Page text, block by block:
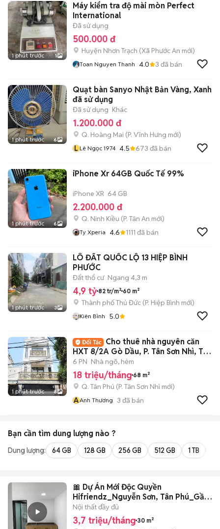
1 phút trước 1
Máy kiểm tra độ mài mòn Perfect
International
Đã sử dụng
500.000 đ
Huyện Nhơn Trạch (Xã Phước An mới)
Toan Nguyen Thanh 4.0 3 đã bán
1 phút trước 6
Quạt bàn Sanyo Nhật Bản Vàng, Xanh
đã sử dụng
Đã sử dụng Khác
1.200.000 đ
Q. Hoàng Mai (P. Vĩnh Hưng mới)
L Lê Ngọc 1974 4.5 673 đã bán
1 phút trước 6
iPhone Xr 64GB Quốc Tế 99%
iPhone XR 64 GB
2.200.000 đ
Q. Ninh Kiều (P. Tân An mới)
Ty Xperia 4.6 1111 đã bán
1 phút trước 3
LÔ ĐẤT QUỐC LỘ 13 HIỆP BÌNH
PHƯỚC
Đất thổ cư Ngang 4,3 m
4,9 tỷ 82 tr/m² 60 m²
Thành phố Thủ Đức (P. Hiệp Bình mới)
Kiên Bình 5.0
1 phút trước 8
Cho thuê nhà nguyên căn
HXT 8/2A Gò Dầu, P. Tân Sơn Nhì, Tân
Phú
6 PN Nhà ngõ, hẻm
18 triệu/tháng 68 m²
Q. Tân Phú (P. Tân Sơn Nhì mới)
AAnh Thương 3 đã bán
Bạn cần tìm dung lượng nào ?
Dung lượng: 64 GB 128 GB 256 GB 512 GB 1 TB
🎀 Dự Án Mới Độc Quyền
Hifriendz_Nguyễn Sơn, Tân Phú_Gần
Đh Văn Hiến
Nội thất đầy đủ
3,7 triệu/tháng 30 m²